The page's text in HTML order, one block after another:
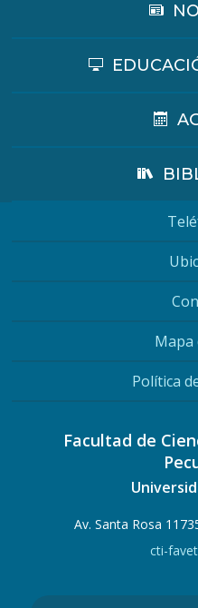
Mapa
Política
Facultad de
Av. Santa Rosa
cti-